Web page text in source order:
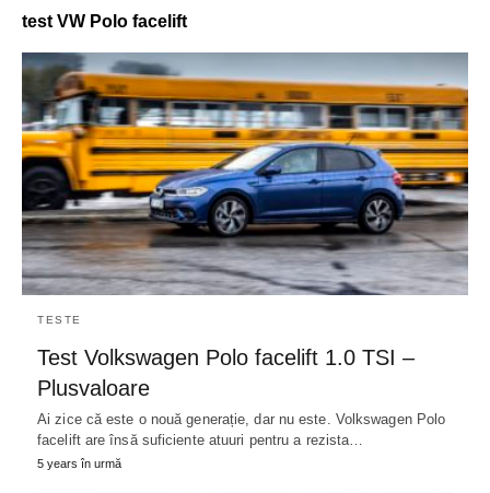
test VW Polo facelift
TESTE
Test Volkswagen Polo facelift 1.0 TSI –
Plusvaloare
Ai zice că este o nouă generație, dar nu este. Volkswagen Polo
facelift are însă suficiente atuuri pentru a rezista…
5 years în urmă